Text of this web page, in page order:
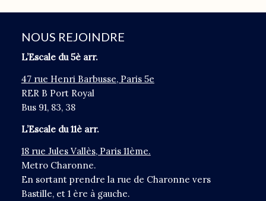
NOUS REJOINDRE
L’Escale du 5è arr.
47 rue Henri Barbusse, Paris 5e
RER B Port Royal
Bus 91, 83, 38
L’Escale du 11è arr.
18 rue Jules Vallès, Paris 11ème.
Metro Charonne.
En sortant prendre la rue de Charonne vers
Bastille, et 1 ère à gauche.